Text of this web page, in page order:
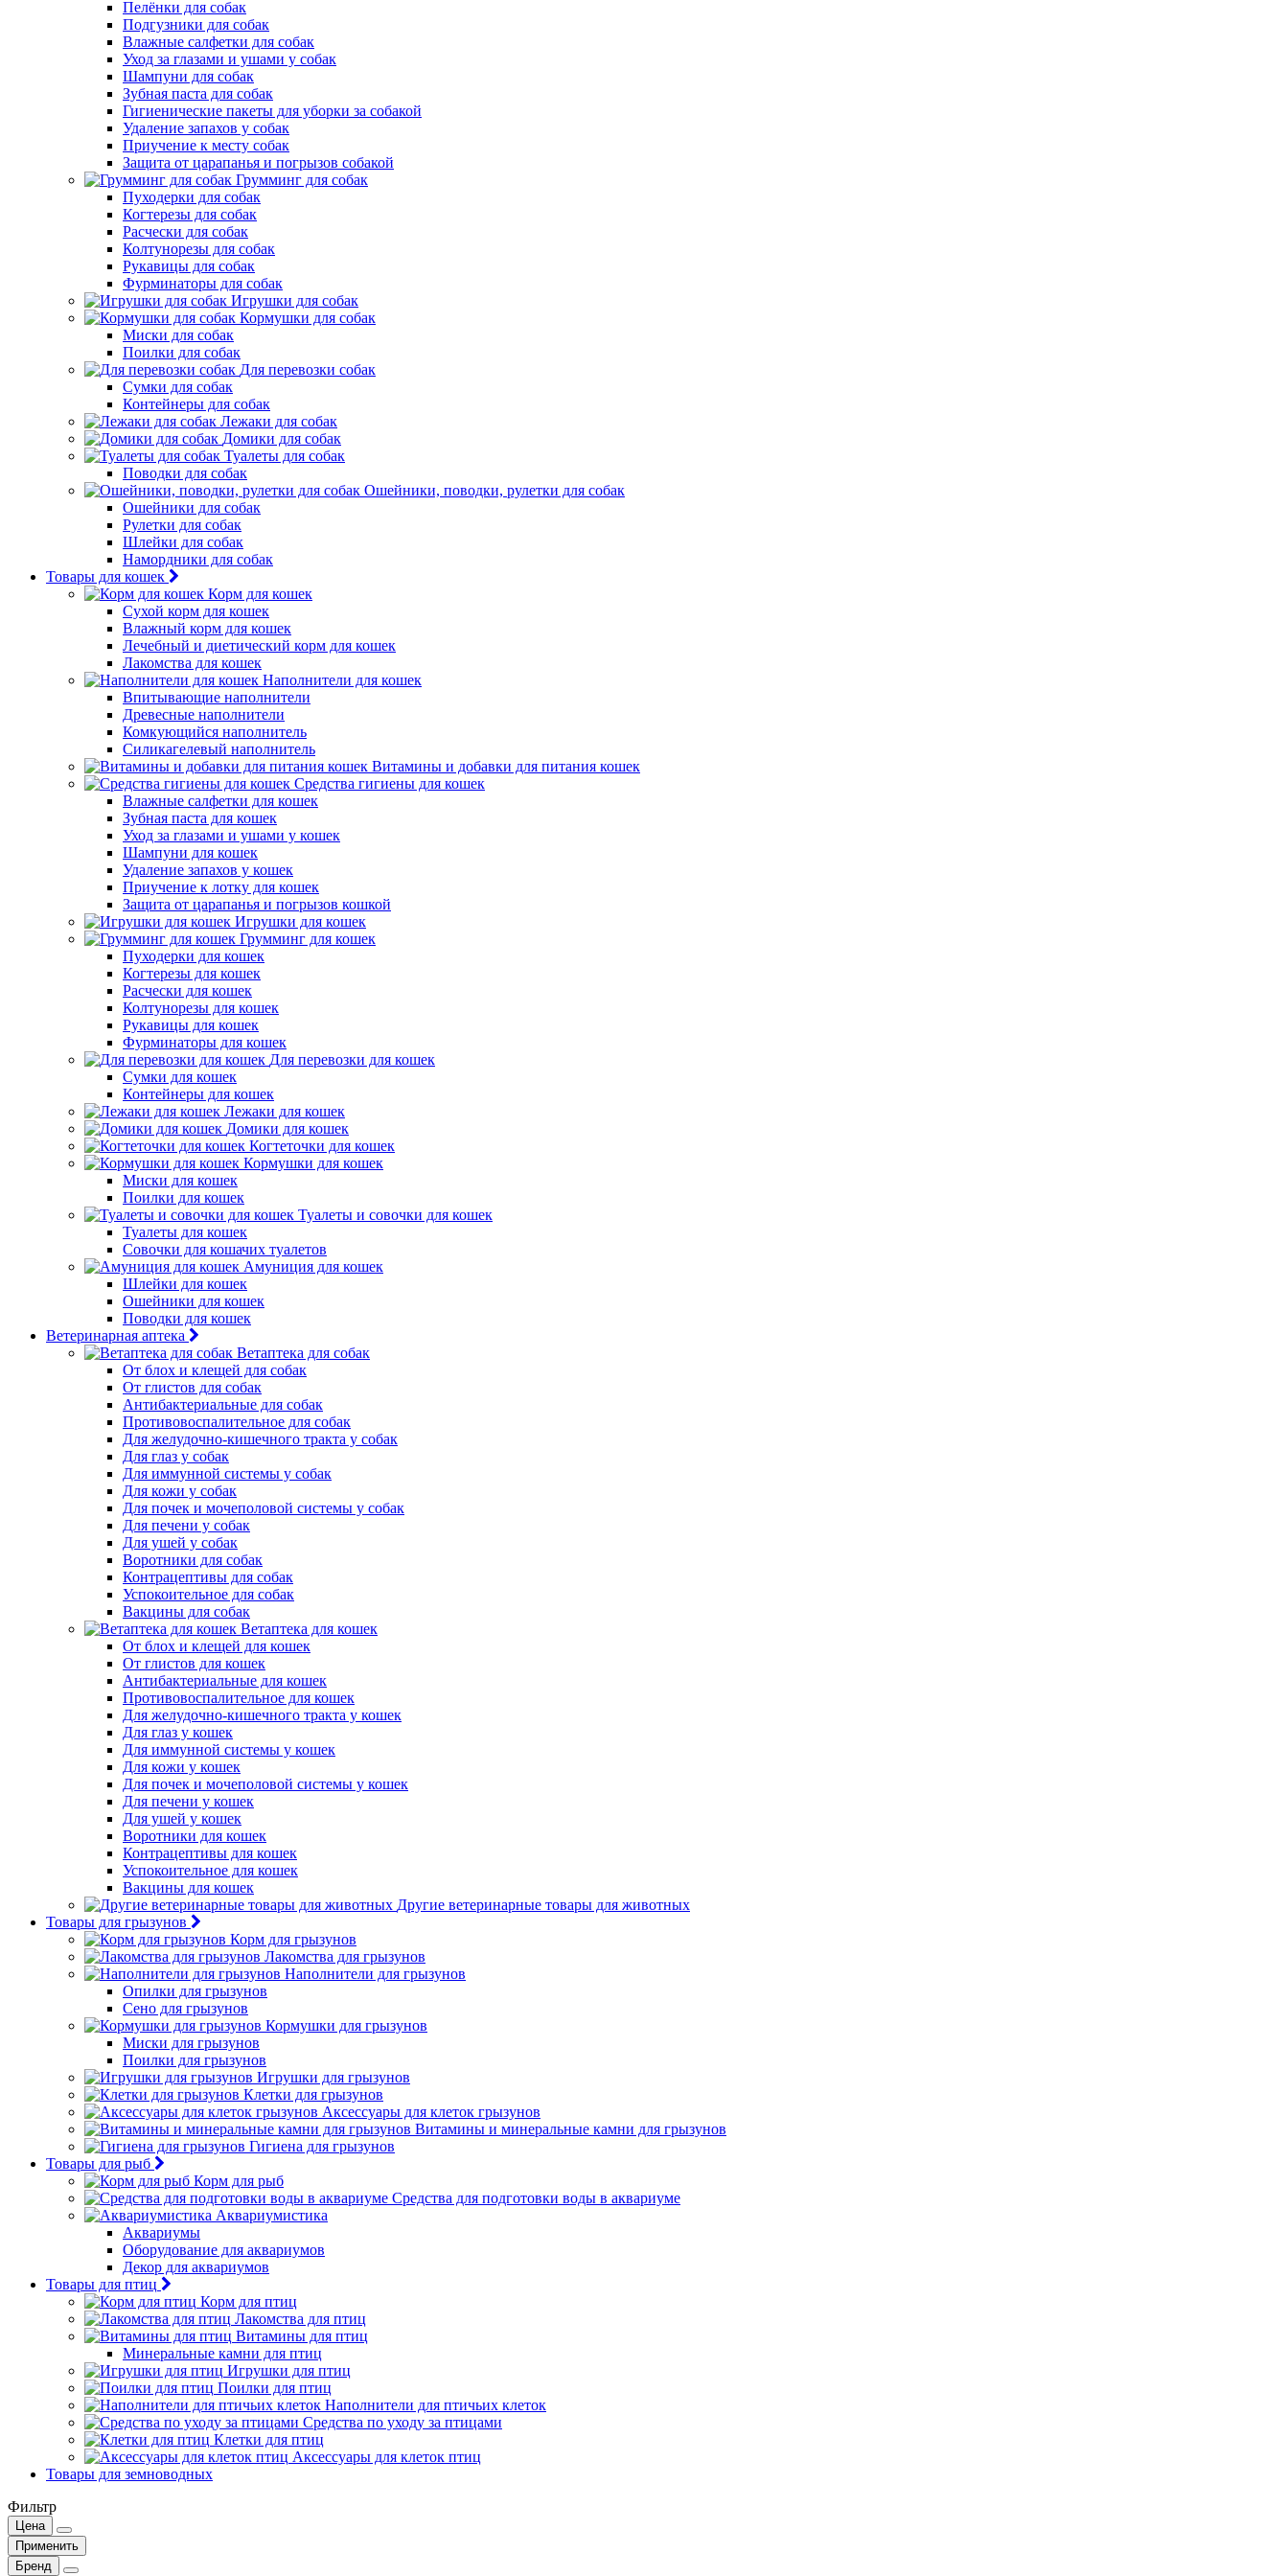
Пелёнки для собак
Подгузники для собак
Влажные салфетки для собак
Уход за глазами и ушами у собак
Шампуни для собак
Зубная паста для собак
Гигиенические пакеты для уборки за собакой
Удаление запахов у собак
Приучение к месту собак
Защита от царапанья и погрызов собакой
Грумминг для собак
Пуходерки для собак
Когтерезы для собак
Расчески для собак
Колтунорезы для собак
Рукавицы для собак
Фурминаторы для собак
Игрушки для собак
Кормушки для собак
Миски для собак
Поилки для собак
Для перевозки собак
Сумки для собак
Контейнеры для собак
Лежаки для собак
Домики для собак
Туалеты для собак
Поводки для собак
Ошейники, поводки, рулетки для собак
Ошейники для собак
Рулетки для собак
Шлейки для собак
Намордники для собак
Товары для кошек
Корм для кошек
Сухой корм для кошек
Влажный корм для кошек
Лечебный и диетический корм для кошек
Лакомства для кошек
Наполнители для кошек
Впитывающие наполнители
Древесные наполнители
Комкующийся наполнитель
Силикагелевый наполнитель
Витамины и добавки для питания кошек
Средства гигиены для кошек
Влажные салфетки для кошек
Зубная паста для кошек
Уход за глазами и ушами у кошек
Шампуни для кошек
Удаление запахов у кошек
Приучение к лотку для кошек
Защита от царапанья и погрызов кошкой
Игрушки для кошек
Грумминг для кошек
Пуходерки для кошек
Когтерезы для кошек
Расчески для кошек
Колтунорезы для кошек
Рукавицы для кошек
Фурминаторы для кошек
Для перевозки для кошек
Сумки для кошек
Контейнеры для кошек
Лежаки для кошек
Домики для кошек
Когтеточки для кошек
Кормушки для кошек
Миски для кошек
Поилки для кошек
Туалеты и совочки для кошек
Туалеты для кошек
Совочки для кошачих туалетов
Амуниция для кошек
Шлейки для кошек
Ошейники для кошек
Поводки для кошек
Ветеринарная аптека
Ветаптека для собак
От блох и клещей для собак
От глистов для собак
Антибактериальные для собак
Противовоспалительное для собак
Для желудочно-кишечного тракта у собак
Для глаз у собак
Для иммунной системы у собак
Для кожи у собак
Для почек и мочеполовой системы у собак
Для печени у собак
Для ушей у собак
Воротники для собак
Контрацептивы для собак
Успокоительное для собак
Вакцины для собак
Ветаптека для кошек
От блох и клещей для кошек
От глистов для кошек
Антибактериальные для кошек
Противовоспалительное для кошек
Для желудочно-кишечного тракта у кошек
Для глаз у кошек
Для иммунной системы у кошек
Для кожи у кошек
Для почек и мочеполовой системы у кошек
Для печени у кошек
Для ушей у кошек
Воротники для кошек
Контрацептивы для кошек
Успокоительное для кошек
Вакцины для кошек
Другие ветеринарные товары для животных
Товары для грызунов
Корм для грызунов
Лакомства для грызунов
Наполнители для грызунов
Опилки для грызунов
Сено для грызунов
Кормушки для грызунов
Миски для грызунов
Поилки для грызунов
Игрушки для грызунов
Клетки для грызунов
Аксессуары для клеток грызунов
Витамины и минеральные камни для грызунов
Гигиена для грызунов
Товары для рыб
Корм для рыб
Средства для подготовки воды в аквариуме
Аквариумистика
Аквариумы
Оборудование для аквариумов
Декор для аквариумов
Товары для птиц
Корм для птиц
Лакомства для птиц
Витамины для птиц
Минеральные камни для птиц
Игрушки для птиц
Поилки для птиц
Наполнители для птичьих клеток
Средства по уходу за птицами
Клетки для птиц
Аксессуары для клеток птиц
Товары для земноводных
Фильтр
Цена
Применить
Бренд